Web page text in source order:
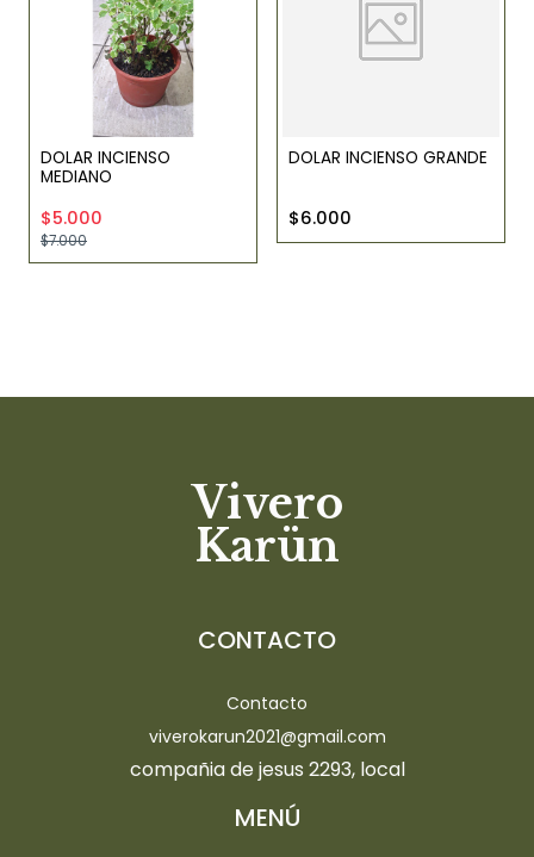
DOLAR INCIENSO
MEDIANO
$5.000
$7.000
DOLAR INCIENSO GRANDE
$6.000
Vivero
Karün
CONTACTO
Contacto
viverokarun2021@gmail.com
compañia de jesus 2293, local
MENÚ